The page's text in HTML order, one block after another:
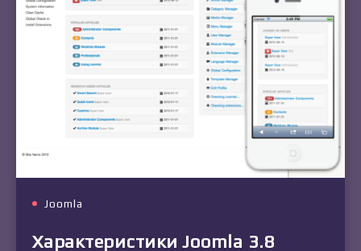
Joomla
Характеристики Joomla 3.8